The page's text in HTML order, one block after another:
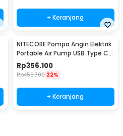
+ Keranjang
NITECORE Pompa Angin Elektrik
Portable Air Pump USB Type C
2.8 kPa - AP01
Rp356.100
Rp455.700 22%
+ Keranjang